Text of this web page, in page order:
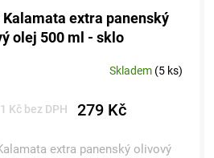
Kalamata extra panenský
olej 500 ml - sklo
Skladem (5 ks)
Kč bez DPH 279 Kč
extra panenský olivový